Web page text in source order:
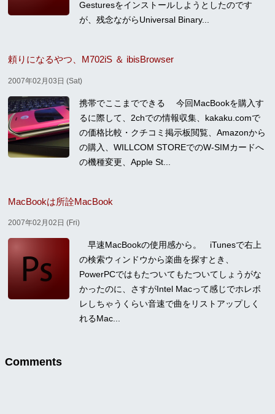
Gesturesをインストールしようとしたのです
が、残念ながらUniversal Binary...
頼りになるやつ、M702iS ＆ ibisBrowser
2007年02月03日 (Sat)
携帯でここまでできる 今回MacBookを購入す
るに際して、2chでの情報収集、kakaku.comで
の価格比較・クチコミ掲示板閲覧、Amazonから
の購入、WILLCOM STOREでのW-SIMカードへ
の機種変更、Apple St...
MacBookは所詮MacBook
2007年02月02日 (Fri)
早速MacBookの使用感から。 iTunesで右上
の検索ウィンドウから楽曲を探すとき、
PowerPCではもたついてもたついてしょうがな
かったのに、さすがIntel Macって感じでホレボ
レしちゃうくらい音速で曲をリストアップしく
れるMac...
Comments